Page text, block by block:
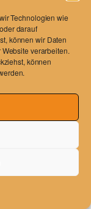
Technologien wie
darauf
können wir Daten
verarbeiten.
können
mit